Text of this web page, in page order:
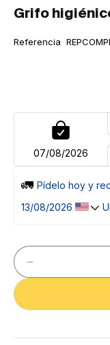
información
elemento
multimedia
en
Grifo
SKU:
Referencia
07/08/2026
🚛 Pídelo hoy y
13/08/2026
Reducir
cantidad
higiénico